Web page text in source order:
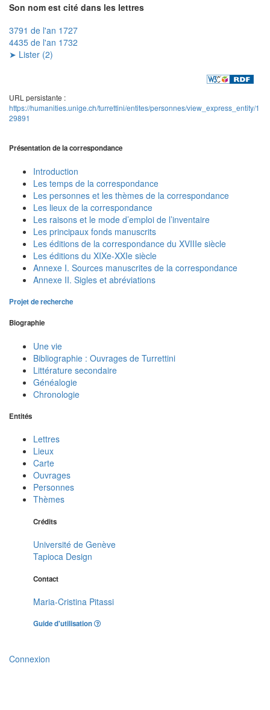
Son nom est cité dans les lettres
3791 de l'an 1727
4435 de l'an 1732
➤ Lister (2)
URL persistante :
https://humanities.unige.ch/turrettini/entites/personnes/view_express_entity/1
29891
Présentation de la correspondance
Introduction
Les temps de la correspondance
Les personnes et les thèmes de la correspondance
Les lieux de la correspondance
Les raisons et le mode d’emploi de l’inventaire
Les principaux fonds manuscrits
Les éditions de la correspondance du XVIIIe siècle
Les éditions du XIXe-XXIe siècle
Annexe I. Sources manuscrites de la correspondance
Annexe II. Sigles et abréviations
Projet de recherche
Biographie
Une vie
Bibliographie : Ouvrages de Turrettini
Littérature secondaire
Généalogie
Chronologie
Entités
Lettres
Lieux
Carte
Ouvrages
Personnes
Thèmes
Crédits
Université de Genève
Tapioca Design
Contact
Maria-Cristina Pitassi
Guide d'utilisation
Connexion